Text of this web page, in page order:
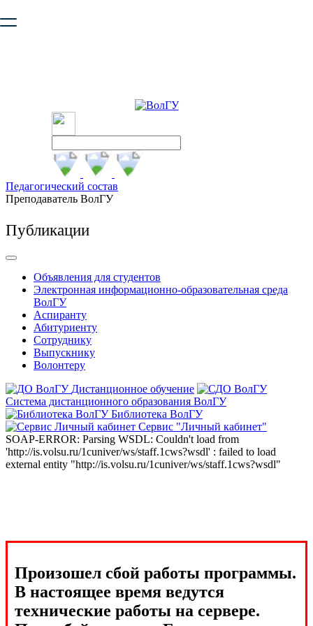
безопасную работу с сайтом. Пожалуйста
Педагогический состав
Преподаватель ВолГУ
Публикации
Объявления для студентов
Электронная информационно-образовательная среда
ВолГУ
Аспиранту
Абитуриенту
Сотруднику
Выпускнику
Волонтеру
Дистанционное обучение
Система дистанционного образования ВолГУ
Библиотека ВолГУ
Сервис "Личный кабинет"
SOAP-ERROR: Parsing WSDL: Couldn't load from
'http://is.volsu.ru/1cuniver/ws/staff.1cws?wsdl' : failed to load
external entity "http://is.volsu.ru/1cuniver/ws/staff.1cws?wsdl"
Произошел сбой работы программы.
В настоящее время ведутся
технические работы на сервере.